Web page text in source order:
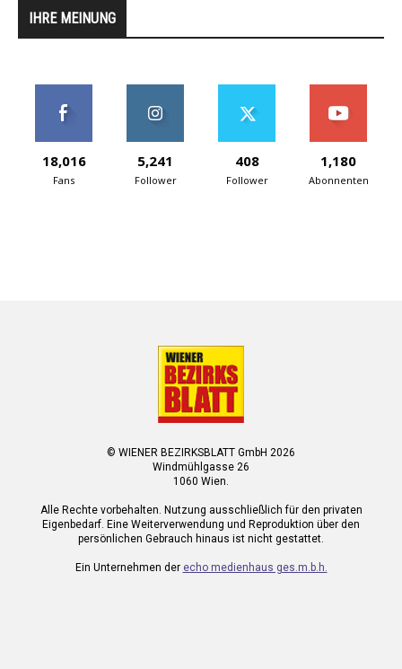
IHRE MEINUNG
18,016
Fans
5,241
Follower
408
Follower
1,180
Abonnenten
© WIENER BEZIRKSBLATT GmbH 2026
Windmühlgasse 26
1060 Wien.
Alle Rechte vorbehalten. Nutzung ausschließlich für den privaten
Eigenbedarf. Eine Weiterverwendung und Reproduktion über den
persönlichen Gebrauch hinaus ist nicht gestattet.
Ein Unternehmen der echo medienhaus ges.m.b.h.